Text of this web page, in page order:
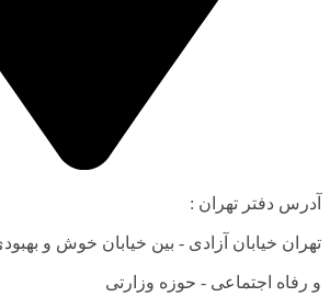
آدرس دفتر تهران :
تهران خیابان آزادی - بین خیابان خوش و
و رفاه اجتماعی - حوزه وزارتی